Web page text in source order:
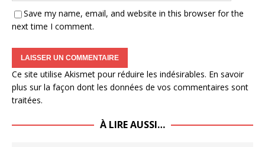
Save my name, email, and website in this browser for the
next time I comment.
Ce site utilise Akismet pour réduire les indésirables. En savoir
plus sur la façon dont les données de vos commentaires sont
traitées.
À LIRE AUSSI…